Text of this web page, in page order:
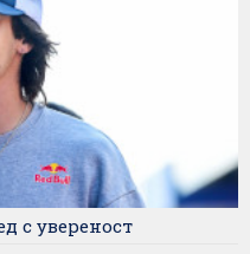
с увереност